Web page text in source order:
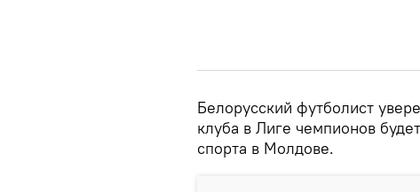
Белорусский футболист
клуба в Лиге чемпионов
спорта в Молдове.